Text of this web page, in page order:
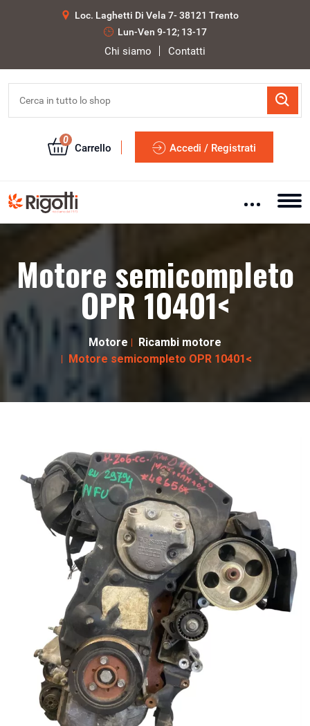
Loc. Laghetti Di Vela 7- 38121 Trento
Lun-Ven 9-12; 13-17
Chi siamo Contatti
0
Carrello Accedi / Registrati
Motore semicompleto
OPR 10401<
Motore
Ricambi motore
Motore semicompleto OPR 10401<